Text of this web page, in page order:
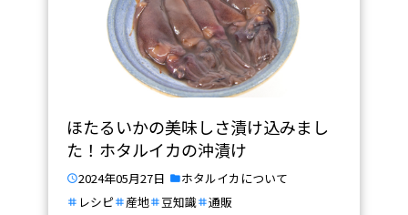
ほたるいかの美味しさ漬け込みまし
た！ホタルイカの沖漬け
2024年05月27日
ホタルイカについて
レシピ
産地 豆知識 通販